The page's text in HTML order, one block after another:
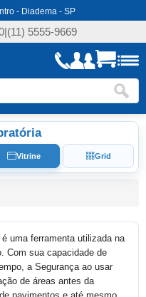
- Diadema - SP
|(11) 5555-9669
Vitrine Grid
uma ferramenta utilizada na
Com sua capacidade de
a Segurança ao usar
de áreas antes da